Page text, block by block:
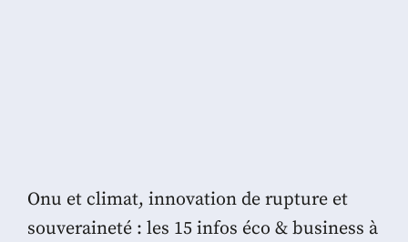
Onu et climat, innovation de rupture et
souveraineté : les 15 infos éco & business à